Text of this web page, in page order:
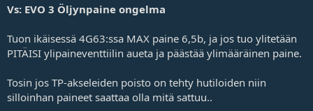
Vs: EVO 3 Öljynpaine ongelma
Tuon ikäisessä 4G63:ssa MAX paine 6,5b, ja jos tuo ylitetään
PITÄISI ylipaineventtiilin aueta ja päästää ylimääräinen paine.
Tosin jos TP-akseleiden poisto on tehty hutiloiden niin
silloinhan paineet saattaa olla mitä sattuu..